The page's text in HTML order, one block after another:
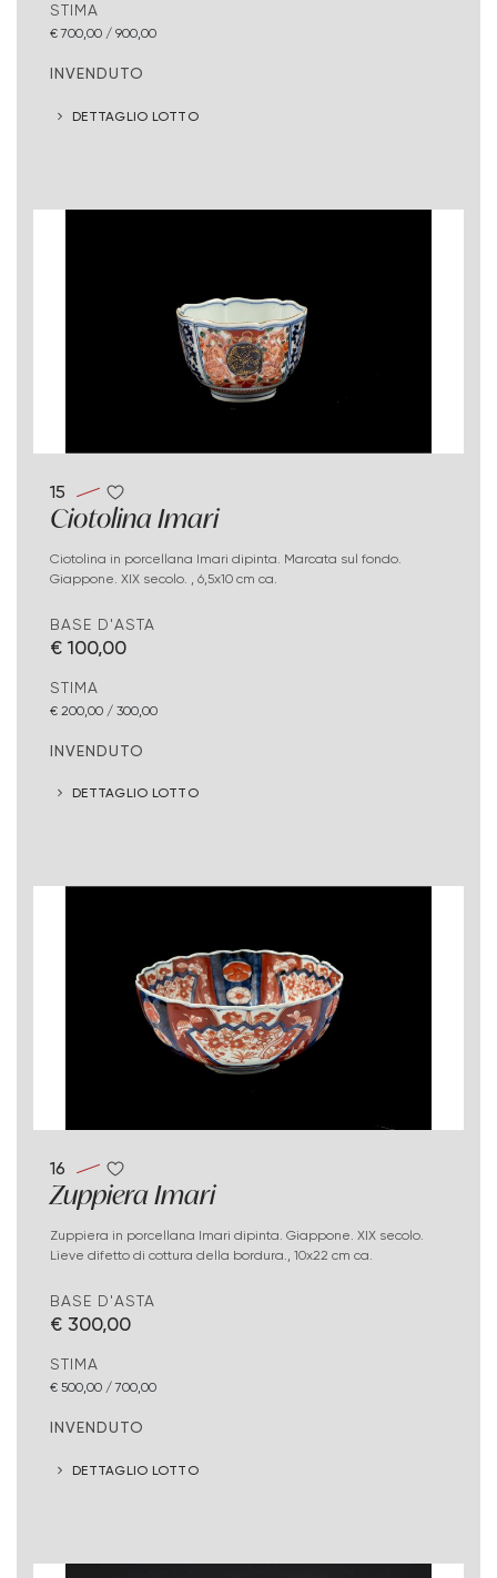
STIMA
€ 700,00 / 900,00
INVENDUTO
DETTAGLIO LOTTO
15
Ciotolina Imari
Ciotolina in porcellana Imari dipinta. Marcata sul fondo.
Giappone. XIX secolo. , 6,5x10 cm ca.
BASE D'ASTA
€ 100,00
STIMA
€ 200,00 / 300,00
INVENDUTO
DETTAGLIO LOTTO
16
Zuppiera Imari
Zuppiera in porcellana Imari dipinta. Giappone. XIX secolo.
Lieve difetto di cottura della bordura., 10x22 cm ca.
BASE D'ASTA
€ 300,00
STIMA
€ 500,00 / 700,00
INVENDUTO
DETTAGLIO LOTTO